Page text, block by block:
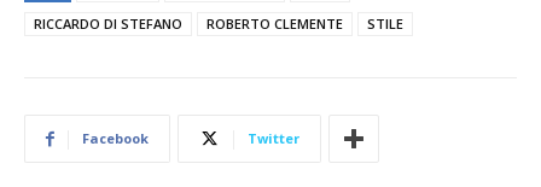
RICCARDO DI STEFANO
ROBERTO CLEMENTE STILE
Facebook Twitter